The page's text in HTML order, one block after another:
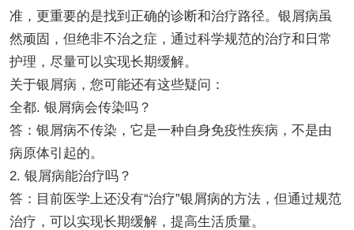
准，更重要的是找到正确的诊断和治疗路径。银屑病虽
然顽固，但绝非不治之症，通过科学规范的治疗和日常
护理，尽量可以实现长期缓解。
关于银屑病，您可能还有这些疑问：
全都. 银屑病会传染吗？
答：银屑病不传染，它是一种自身免疫性疾病，不是由
病原体引起的。
2. 银屑病能治疗吗？
答：目前医学上还没有“治疗”银屑病的方法，但通过规范
治疗，可以实现长期缓解，提高生活质量。